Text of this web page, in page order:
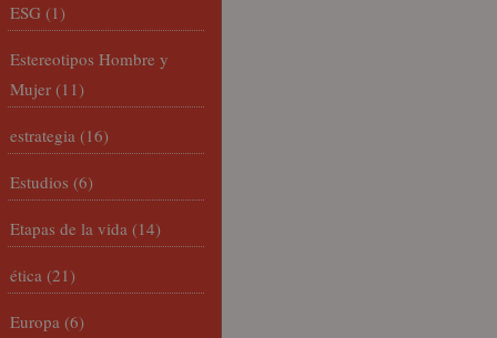
ESG (1)
Estereotipos Hombre y
Mujer (11)
estrategia (16)
Estudios (6)
Etapas de la vida (14)
ética (21)
Europa (6)